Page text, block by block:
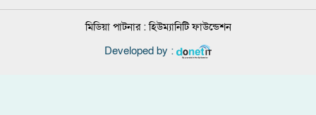
মিডিয়া পাটনার :হিউম্যানিটি ফাউন্ডেশন
Developed by :